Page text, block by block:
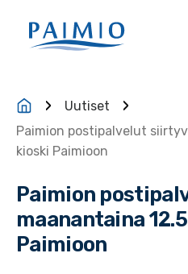
Uutiset
Paimion postipalvelut
kioski Paimioon
Paimion
maanantaina
Paimioon